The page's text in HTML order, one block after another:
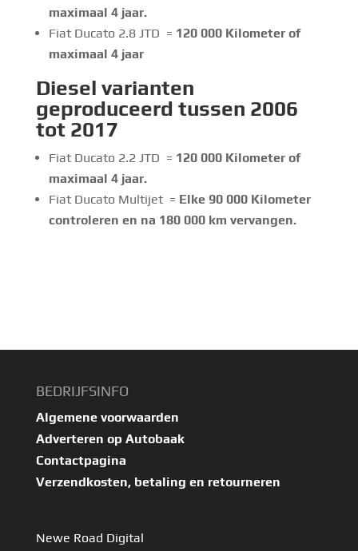
maximaal 4 jaar.
Fiat Ducato 2.8 JTD = 120 000Kilometer of
maximaal 4 jaar
Diesel varianten
geproduceerd tussen 2006
tot 2017
Fiat Ducato 2.2 JTD = 120 000Kilometer of
maximaal 4 jaar.
Fiat Ducato Multijet = Elke 90 000 Kilometer
controleren en na 180 000 km vervangen.
BEDRIJFSINFO
Algemene voorwaarden
Adverteren op Autobaak
Contactpagina
Verzendkosten, betaling en retourneren
Newe Road Digital